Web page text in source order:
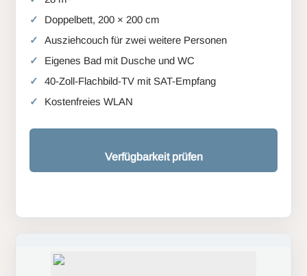
Doppelbett, 200 × 200 cm
Ausziehcouch für zwei weitere Personen
Eigenes Bad mit Dusche und WC
40-Zoll-Flachbild-TV mit SAT-Empfang
Kostenfreies WLAN
Verfügbarkeit prüfen